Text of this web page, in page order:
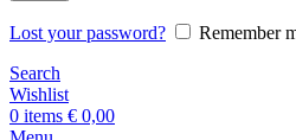
Lost your password?
Remember
Search
Wishlist
0 items € 0,00